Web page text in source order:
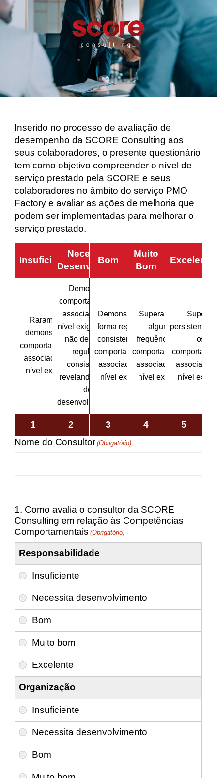
Inserido no processo de avaliação de
desempenho da SCORE Consulting aos
seus colaboradores, o presente questionário
tem como objetivo compreender o nível de
serviço prestado pela SCORE e seus
colaboradores no âmbito do serviço PMO
Factory e avaliar as ações de melhoria que
podem ser implementadas para melhorar o
serviço prestado.
Insuficiente
Necessita de
Desenvolvimento
Bom
Muito
Bom
Excelente
1 2 3 4 5
Raramente
demonstra os
comportamentos
associados ao
nível exigido.
Demonstra
comportamentos
associados ao
nível exigido mas
não de forma
regular e
consistente,
revelando áreas
de
desenvolvimento.
Demonstra, de
forma regular e
consistente, os
comportamentos
associados ao
nível exigido.
Supera, com
alguma
frequência, os
comportamentos
associados ao
nível exigido.
Supera,
os
associados
nível
Nome do Consultor (Obrigatório)
1. Como avalia o consultor da SCORE
Consulting em relação às Competências
Comportamentais (Obrigatório)
Responsabilidade
Organização